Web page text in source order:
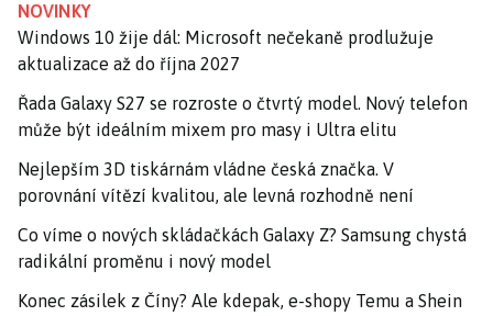
NOVINKY
Windows 10 žije dál: Microsoft nečekaně prodlužuje
aktualizace až do října 2027
Řada Galaxy S27 se rozroste o čtvrtý model. Nový telefon
může být ideálním mixem pro masy i Ultra elitu
Nejlepším 3D tiskárnám vládne česká značka. V
porovnání vítězí kvalitou, ale levná rozhodně není
Co víme o nových skládačkách Galaxy Z? Samsung chystá
radikální proměnu i nový model
Konec zásilek z Číny? Ale kdepak, e-shopy Temu a Shein